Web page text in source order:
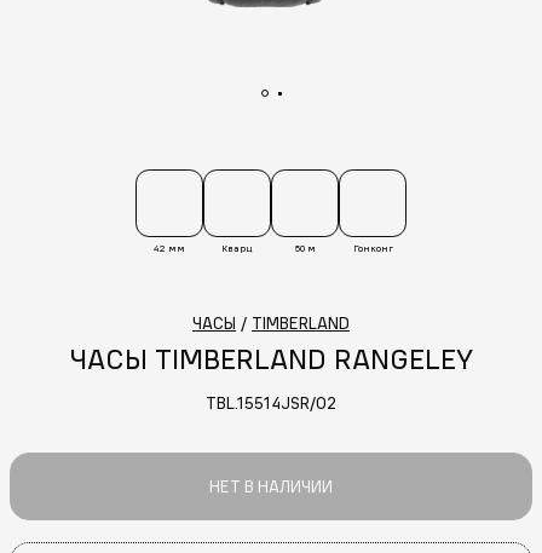
42 мм Кварц 50 м Гонконг
ЧАСЫ / TIMBERLAND
ЧАСЫ TIMBERLAND RANGELEY
TBL.15514JSR/02
НЕТ В НАЛИЧИИ